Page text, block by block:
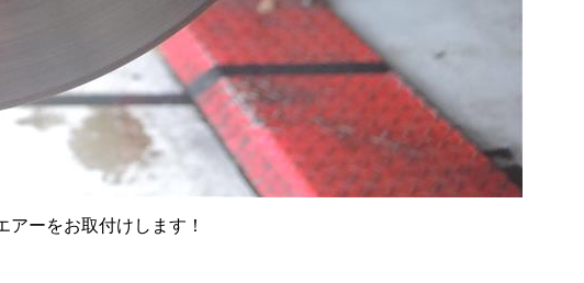
アーをお取付けします！